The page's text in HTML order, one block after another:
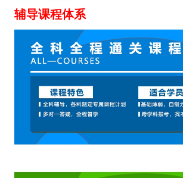
辅导课程体系